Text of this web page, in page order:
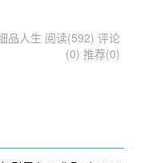
品人生 阅读(592) 评论
(0) 推荐(0)